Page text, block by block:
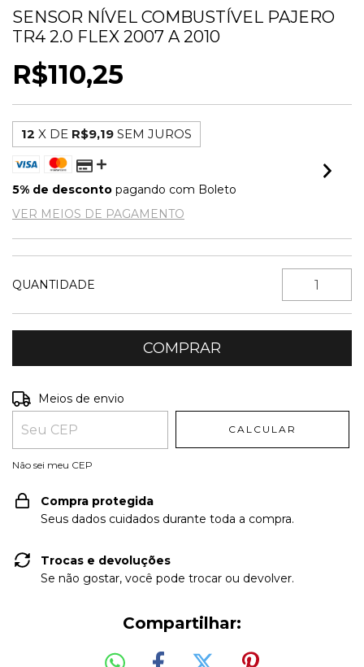
SENSOR NÍVEL COMBUSTÍVEL PAJERO
TR4 2.0 FLEX 2007 A 2010
R$110,25
12 X DE R$9,19 SEM JUROS
5% de desconto pagando com Boleto
VER MEIOS DE PAGAMENTO
QUANTIDADE
Entregas para o CEP:
Meios de envio
CALCULAR
Não sei meu CEP
Compra protegida
Seus dados cuidados durante toda a compra.
Trocas e devoluções
Se não gostar, você pode trocar ou devolver.
Compartilhar: